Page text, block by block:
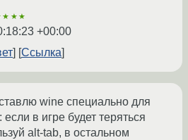
+00:00
Ссылка
wine специально для
в игре будет теряться
alt-tab, в остальном